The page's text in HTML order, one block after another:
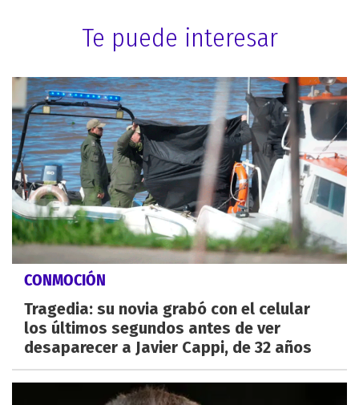
Te puede interesar
CONMOCIÓN
Tragedia: su novia grabó con el celular
los últimos segundos antes de ver
desaparecer a Javier Cappi, de 32 años